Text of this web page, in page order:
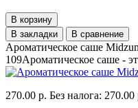
В корзину
В закладки
В сравнение
Ароматическое саше
109Ароматическое саше -
270.00 р. Без налога: 270.00